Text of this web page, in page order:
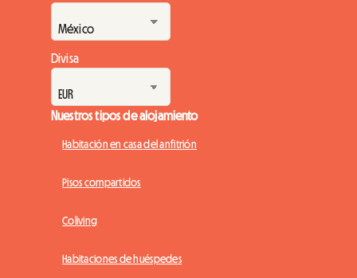
Divisa
Nuestros tipos de alojamiento
Habitación en casa del anfitrión
Pisos compartidos
Coliving
Habitaciones de huéspedes